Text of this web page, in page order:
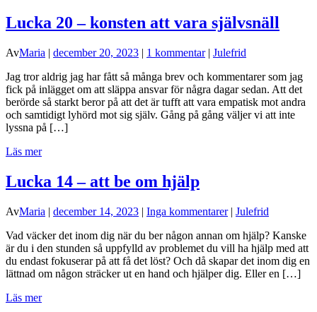
Lucka 20 – konsten att vara självsnäll
AvMaria | december 20, 2023 | 1 kommentar| Julefrid
Jag tror aldrig jag har fått så många brev och kommentarer som jag
fick på inlägget om att släppa ansvar för några dagar sedan. Att det
berörde så starkt beror på att det är tufft att vara empatisk mot andra
och samtidigt lyhörd mot sig själv. Gång på gång väljer vi att inte
lyssna på […]
Läs mer
Lucka 14 – att be om hjälp
AvMaria | december 14, 2023 | Inga kommentarer| Julefrid
Vad väcker det inom dig när du ber någon annan om hjälp? Kanske
är du i den stunden så uppfylld av problemet du vill ha hjälp med att
du endast fokuserar på att få det löst? Och då skapar det inom dig en
lättnad om någon sträcker ut en hand och hjälper dig. Eller en […]
Läs mer